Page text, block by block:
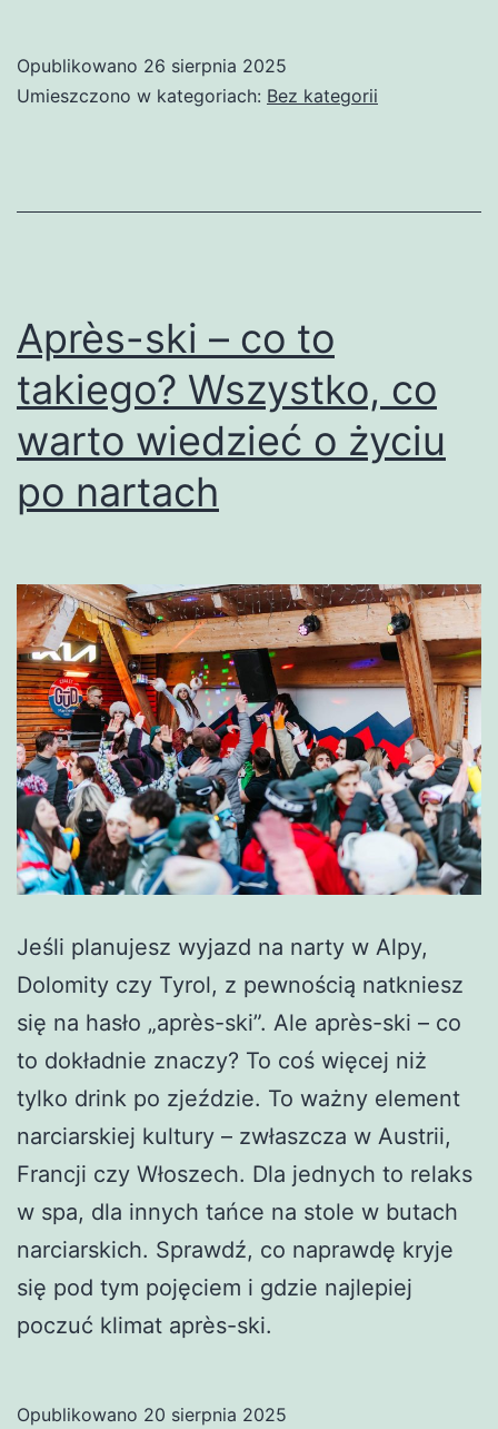
Opublikowano 26 sierpnia 2025
Umieszczono w kategoriach: Bez kategorii
Après-ski – co to
takiego? Wszystko, co
warto wiedzieć o życiu
po nartach
Jeśli planujesz wyjazd na narty w Alpy,
Dolomity czy Tyrol, z pewnością natkniesz
się na hasło „après-ski”. Ale après-ski – co
to dokładnie znaczy? To coś więcej niż
tylko drink po zjeździe. To ważny element
narciarskiej kultury – zwłaszcza w Austrii,
Francji czy Włoszech. Dla jednych to relaks
w spa, dla innych tańce na stole w butach
narciarskich. Sprawdź, co naprawdę kryje
się pod tym pojęciem i gdzie najlepiej
poczuć klimat après-ski.
Opublikowano 20 sierpnia 2025